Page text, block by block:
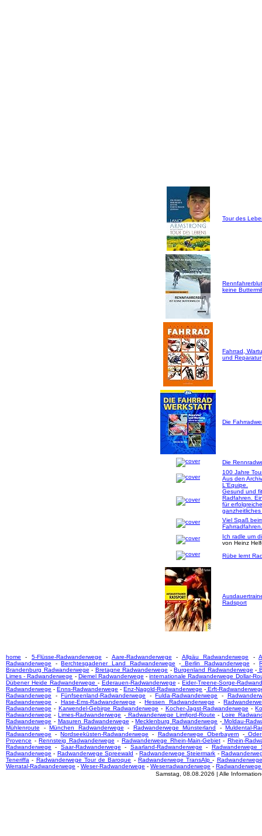
Tour des
keine
Fahrrad,
und Reparatur
Die
Die
100 Jahre
Aus den
L'Equipe.
Gesund und
Radfahren.
für
Viel Spaß
Fahrradfahren.
Ich radle um
von Heinz
Rübe lernt
Radsport
home - 5-Flüsse-Radwanderwege - Aare-Radwanderwege - Allgäu Radwanderwege -
Radwanderwege -Berchtesgadener Land Radwanderwege - Berlin Radwanderwege -
Brandenburg Radwanderwege - Bretagne Radwanderwege -Burgenland Radwanderwege -
Limes - Radwanderwege - Diemel Radwanderwege -internationale Radwanderwege Dollar-
Dübener Heide Radwanderwege - Ederauen-Radwanderwege -Eider-Treene-Sorge-
Radwanderwege -Enns-Radwanderwege -Enz-Nagold-Radwanderwege - Erft-
Radwanderwege -Fünfseenland-Radwanderwege -Fulda-Radwanderwege -
Radwanderwege - Hase-Ems-Radwanderwege -Hessen Radwanderwege -
Radwanderwege - Karwendel-Gebirge Radwanderwege - Kocher-Jagst-Radwanderwege -
Radwanderwege -Limes-Radwanderwege -Radwanderwege Limfjord-Route -Loire
Radwanderwege - Masuren Radwanderwege -Mecklenburg Radwanderwege - Moldau-
Mühlenroute -München Radwanderwege - Radwanderwege Münsterland -Muldental-
Radwanderwege -Nordseeküsten-Radwanderwege - Radwanderwege Oberbayern -Oder-
Provence -Rennsteig Radwanderwege - Radwanderwege Rhein-Main-Gebiet- Rhein-
Radwanderwege - Saar-Radwanderwege - Saarland-Radwanderwege - Radwanderwege
Radwanderwege - Radwanderwege Spreewald - Radwanderwege Steiermark -
Teneriffa - Radwanderwege Tour de Baroque - Radwanderwege TransAlp-
Werratal-Radwanderwege - Weser-Radwanderwege - Weserradwanderwege -
Samstag, 08.08.2026 | Alle